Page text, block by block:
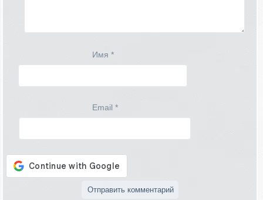
Имя *
Email *